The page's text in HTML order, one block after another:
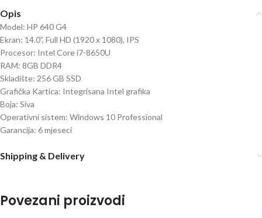
Opis
Model: HP 640 G4
Ekran: 14.0”, Full HD (1920 x 1080), IPS
Procesor: Intel Core i7-8650U
RAM: 8GB DDR4
Skladište: 256 GB SSD
Grafička Kartica: Integrisana Intel grafika
Boja: Siva
Operativni sistem: Windows 10 Professional
Garancija: 6 mjeseci
Shipping & Delivery
Povezani proizvodi